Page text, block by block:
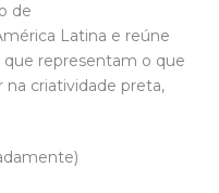
de
Latina e reúne
representam o que
na criatividade preta,